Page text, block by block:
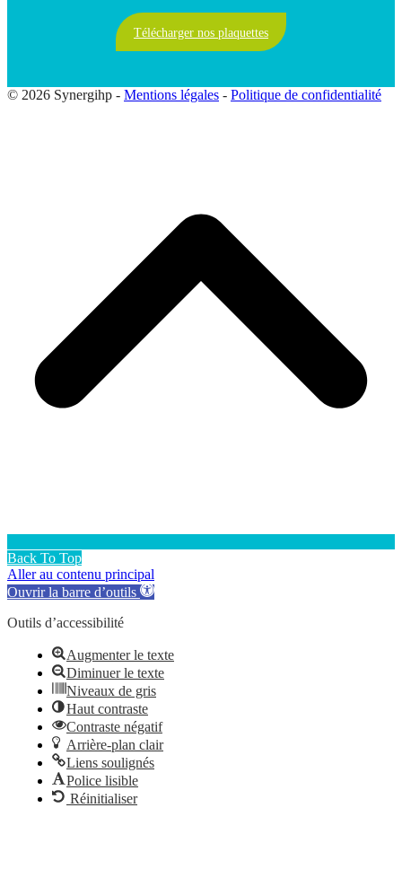
Télécharger nos plaquettes
© 2026 Synergihp - Mentions légales - Politique de confidentialité
Back To Top
Aller au contenu principal
Ouvrir la barre d’outils
Outils d’accessibilité
Augmenter le texte
Diminuer le texte
Niveaux de gris
Haut contraste
Contraste négatif
Arrière-plan clair
Liens soulignés
Police lisible
Réinitialiser